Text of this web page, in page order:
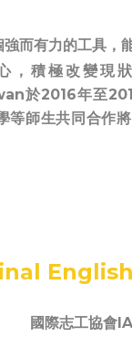
而有力的工具，
，積極改變現狀
於2016年至
等師生共同合作
際志工協會